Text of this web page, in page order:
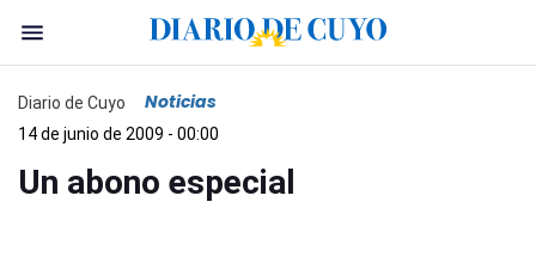
Diario de Cuyo Noticias
14 de junio de 2009 - 00:00
Un abono especial